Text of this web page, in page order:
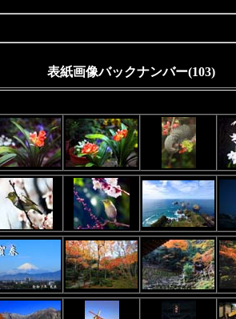
表紙画像バックナンバー(103)